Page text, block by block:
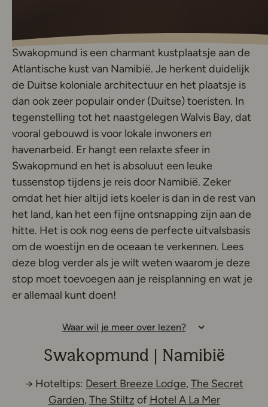
Swakopmund is een charmant kustplaatsje aan de
Atlantische kust van Namibië. Je herkent duidelijk
de Duitse koloniale architectuur en het plaatsje is
dan ook zeer populair onder (Duitse) toeristen. In
tegenstelling tot het naastgelegen Walvis Bay, dat
vooral gebouwd is voor lokale inwoners en
havenarbeid. Er hangt een relaxte sfeer in
Swakopmund en het is absoluut een leuke
tussenstop tijdens je reis door Namibië. Zeker
omdat het hier altijd iets koeler is dan in de rest van
het land, kan het een fijne ontsnapping zijn aan de
hitte. Het is ook nog eens de perfecte uitvalsbasis
om de woestijn en de oceaan te verkennen. Lees
deze blog verder als je wilt weten waarom je deze
stop moet toevoegen aan je reisplanning en wat je
er allemaal kunt doen!
Waar wil je meer over lezen?
Swakopmund | Namibië
→ Hoteltips: Desert Breeze LodgeDeze link opent
, The Secret
GardenDeze link opent in een nieuw tabblad
, The StiltzDeze link opent in een
of Hotel A La MerDeze link